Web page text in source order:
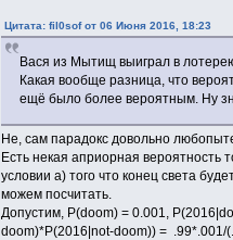
Цитата: fil0sof от 06 Июня 2016, 18:23
Вася из Мытищ выиграл в
Какая вообще разница, что
ещё было более вероятным. Ну
Не, сам парадокс довольно
Есть некая априорная вероятность
условии а) того что конец света
можем посчитать.
Допустим, P(doom) = 0.001,
doom)*P(2016|not-doom)) = .99*.001/